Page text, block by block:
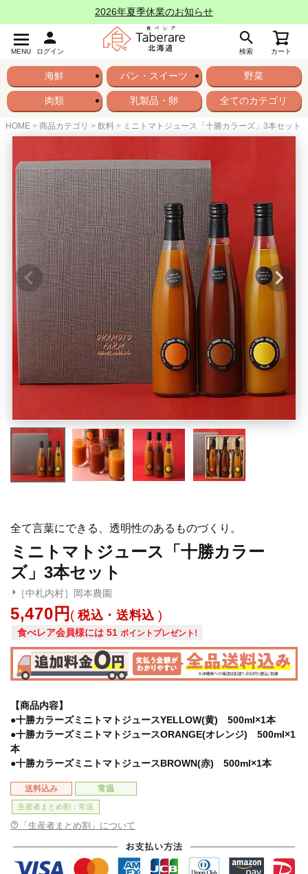
2026年夏季休業のお知らせ
MENU ログイン 検索 カート
海鮮 パン・スイーツ 野菜
肉類 乳製品・卵 全てのカテゴリ
HOME 商品カテゴリ 飲料 ミニトマトジュース「十勝カラーズ」3本セット
全て言葉にできる、透明性のあるものづくり。
ミニトマトジュース「十勝カラー
ズ」3本セット
［中札内村］岡本農園
5,470 税込・送料込
食べレア会員様には 51 ポイントプレゼント!
【商品内容】
●十勝カラーズミニトマトジュースYELLOW(黄) 500ml×1本
●十勝カラーズミニトマトジュースORANGE(オレンジ) 500ml×1
本
●十勝カラーズミニトマトジュースBROWN(赤) 500ml×1本
送料込み 常温
生産者まとめ割：常温
「生産者まとめ割」について